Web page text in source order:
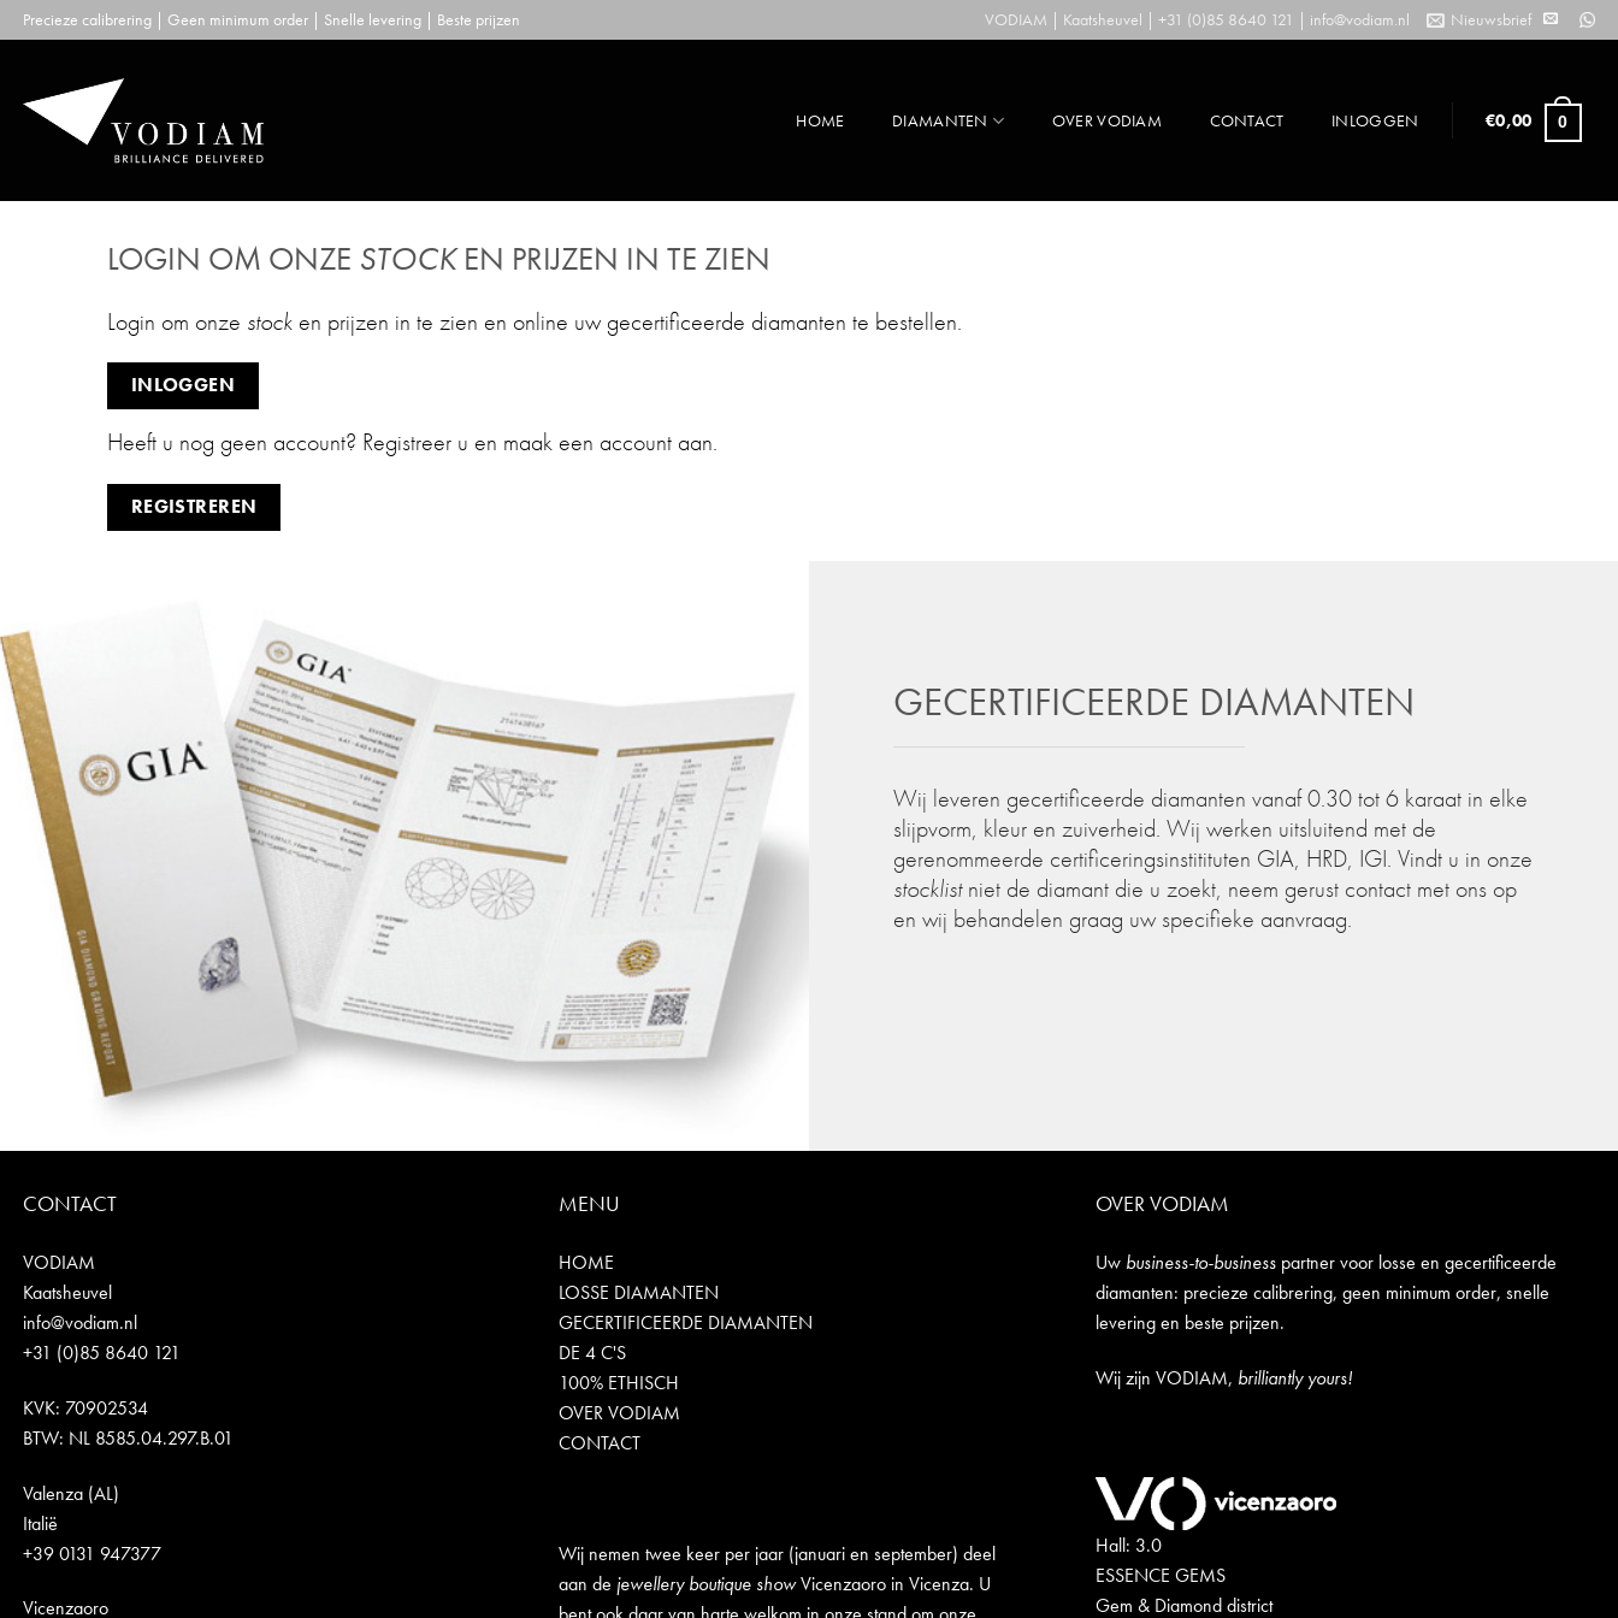
Skip
to
Precieze calibrering | Geen minimum order | Snelle levering | Beste prijzen VODIAM | Kaatsheuvel | +31 (0)85 8640 121 | info@vodiam.nl Nieuwsbrief
HOME DIAMANTEN OVER VODIAM CONTACT INLOGGEN €0,00 0
LOGIN OM ONZE STOCKEN PRIJZEN IN TE ZIEN
Login om onze stock en prijzen in te zien en online uw gecertificeerde diamanten te bestellen.
INLOGGEN
Heeft u nog geen account? Registreer u en maak een account aan.
REGISTREREN
GECERTIFICEERDE DIAMANTEN
Wij leveren gecertificeerde diamanten vanaf 0.30 tot 6 karaat in elke
slijpvorm, kleur en zuiverheid. Wij werken uitsluitend met de
gerenommeerde certificeringsinstitituten GIA, HRD, IGI. Vindt u in onze
stocklistniet de diamant die u zoekt, neem gerust contact met ons op
en wij behandelen graag uw specifieke aanvraag.
CONTACT
VODIAM
Kaatsheuvel
info@vodiam.nl
+31 (0)85 8640 121
KVK: 70902534
BTW: NL 8585.04.297.B.01
Valenza (AL)
Italië
+39 0131 947377
Vicenzaoro
MENU
HOME
LOSSE DIAMANTEN
GECERTIFICEERDE DIAMANTEN
DE 4 C'S
100% ETHISCH
OVER VODIAM
CONTACT
Wij nemen twee keer per jaar (januari en september) deel
aan de jewellery boutique showVicenzaoro in Vicenza. U
OVER VODIAM
Uw business-to-businesspartner voor losse en gecertificeerde
diamanten: precieze calibrering, geen minimum order, snelle
levering en beste prijzen.
Wij zijn VODIAM, brilliantly yours!
Hall: 3.0
ESSENCE GEMS
Gem & Diamond district